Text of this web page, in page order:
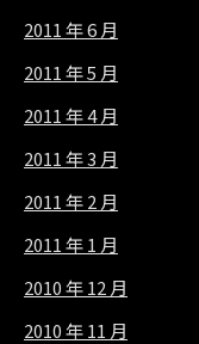
2011 年 6 月
2011 年 5 月
2011 年 4 月
2011 年 3 月
2011 年 2 月
2011 年 1 月
2010 年 12 月
2010 年 11 月